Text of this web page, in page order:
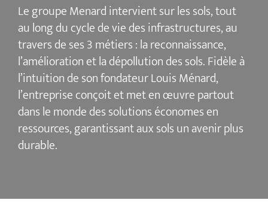
Le groupe Menard intervient sur les sols, tout
au long du cycle de vie des infrastructures, au
travers de ses 3 métiers : la reconnaissance,
l’amélioration et la dépollution des sols. Fidèle à
l’intuition de son fondateur Louis Ménard,
l’entreprise conçoit et met en œuvre partout
dans le monde des solutions économes en
ressources, garantissant aux sols un avenir plus
durable.